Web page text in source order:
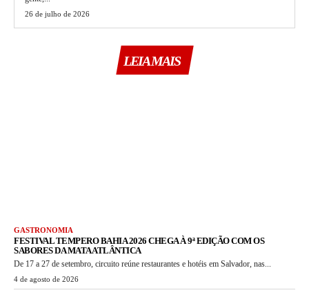
26 de julho de 2026
LEIA MAIS
GASTRONOMIA
FESTIVAL TEMPERO BAHIA 2026 CHEGA À 9ª EDIÇÃO COM OS
SABORES DA MATA ATLÂNTICA
De 17 a 27 de setembro, circuito reúne restaurantes e hotéis em Salvador, nas...
4 de agosto de 2026